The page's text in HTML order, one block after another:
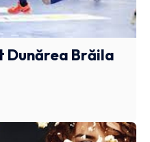
Dunărea Brăila